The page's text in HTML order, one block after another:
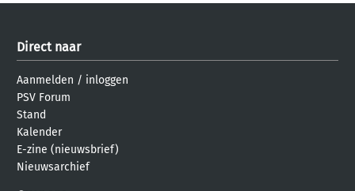
Direct naar
Aanmelden / inloggen
PSV Forum
Stand
Kalender
E-zine (nieuwsbrief)
Nieuwsarchief